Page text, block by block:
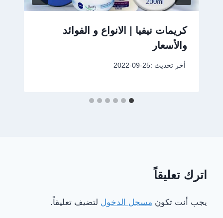
كريمات نيفيا | الانواع و الفوائد
والأسعار
أخر تحديث :2022-09-25
اترك تعليقاً
يجب أنت تكون مسجل الدخول لتضيف تعليقاً.